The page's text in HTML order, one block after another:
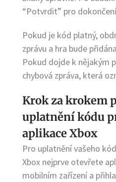
“Potvrdit” pro
Pokud je kód platný,
zprávu a hra bude
Pokud dojde k nějakým
chybová zpráva, která
Krok za krokem
uplatnění kódu
aplikace Xbox
Pro uplatnění vašeho
Xbox nejprve otevřete
mobilním zařízení a